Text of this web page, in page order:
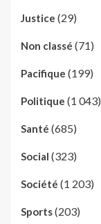
Justice (29)
Non classé (71)
Pacifique (199)
Politique (1 043)
Santé (685)
Social (323)
Société (1 203)
Sports(203)